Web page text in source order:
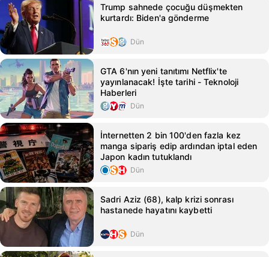
Trump sahnede çocuğu düşmekten
kurtardı: Biden'a gönderme
Dün
GTA 6'nın yeni tanıtımı Netflix'te
yayınlanacak! İşte tarihi - Teknoloji
Haberleri
Dün
İnternetten 2 bin 100'den fazla kez
manga sipariş edip ardından iptal eden
Japon kadın tutuklandı
Dün
Sadri Aziz (68), kalp krizi sonrası
hastanede hayatını kaybetti
Dün